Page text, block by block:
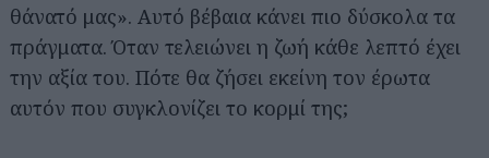
θάνατό μας». Αυτό βέβαια κάνει πιο δύσκολα τα
πράγματα. Όταν τελειώνει η ζωή κάθε λεπτό έχει
την αξία του. Πότε θα ζήσει εκείνη τον έρωτα
αυτόν που συγκλονίζει το κορμί της;